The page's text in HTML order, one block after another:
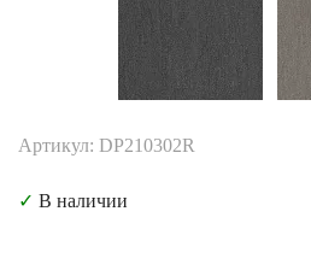
Артикул: DP210302R
✓ В наличии